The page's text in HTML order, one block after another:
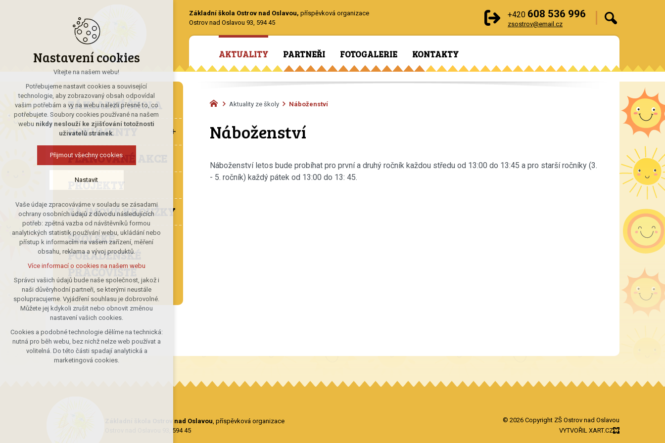
+420 608 536 996
zsostrov@email.cz
Základní škola Ostrov nad Oslavou, příspěvková organizace
Ostrov nad Oslavou 93, 594 45
AKTUALITY PARTNEŘI FOTOGALERIE KONTAKTY
ZÁKLADNÍ ŠKOLA
DOKUMENTY
PLÁNOVANÉ AKCE
PROJEKTY
ZÁJMOVÉ KROUŽKY
ŠKOLSKÉ
PORADENSKÉ
PRACOVIŠTĚ
Aktuality ze školy Náboženství
Náboženství
Náboženství letos bude probíhat pro první a druhý ročník každou středu od 13:00 do 13:45 a pro starší ročníky (3.
- 5. ročník) každý pátek od 13:00 do 13: 45.
Základní škola Ostrov nad Oslavou , příspěvková organizace
Ostrov nad Oslavou 93, 594 45
© 2026 Copyright ZŠ Ostrov nad Oslavou
VYTVOŘIL XART.CZ
Nastavení cookies
Vítejte na našem webu!
Potřebujeme nastavit cookies a související
technologie, aby zobrazovaný obsah odpovídal
vašim potřebám a vy na webu nalezli přesně to, co
potřebujete. Soubory cookies používané na našem
webu nikdy neslouží ke zjišťování totožnosti
uživatelů stránek.
Přijmout všechny cookies
Nastavit
Technická cookies
nutná pro provozování webu
udržení kontextu stránek (session):
případná přihlášení, volby jazyka, apod.
Volitelná cookies
analytická pro anonymizované
vyhodnocení návštěvnosti
marketingová cookies (Google)
Více informací o cookies na našem webu
Přijmout všechny cookies
Odmítnout vše
Vaše údaje zpracováváme v souladu se zásadami
ochrany osobních údajů z důvodu následujících
potřeb: zpětná vazba od návštěvníků formou
analytických statistik používání webu, ukládání nebo
přístup k informacím na vašem zařízení, měření
obsahu, reklama a vývoj produktů.
Více informací o cookies na našem webu
Správci vašich údajů bude naše společnost, jakož i
naši důvěryhodní partneři, se kterými neustále
spolupracujeme. Vyjádření souhlasu je dobrovolné.
Můžete jej kdykoli zrušit nebo obnovit změnou
nastavení vašich cookies.
Cookies a podobné technologie dělíme na technická:
nutná pro běh webu, bez nichž nelze web používat a
volitelná. Do této části spadají analytická a
marketingová cookies.